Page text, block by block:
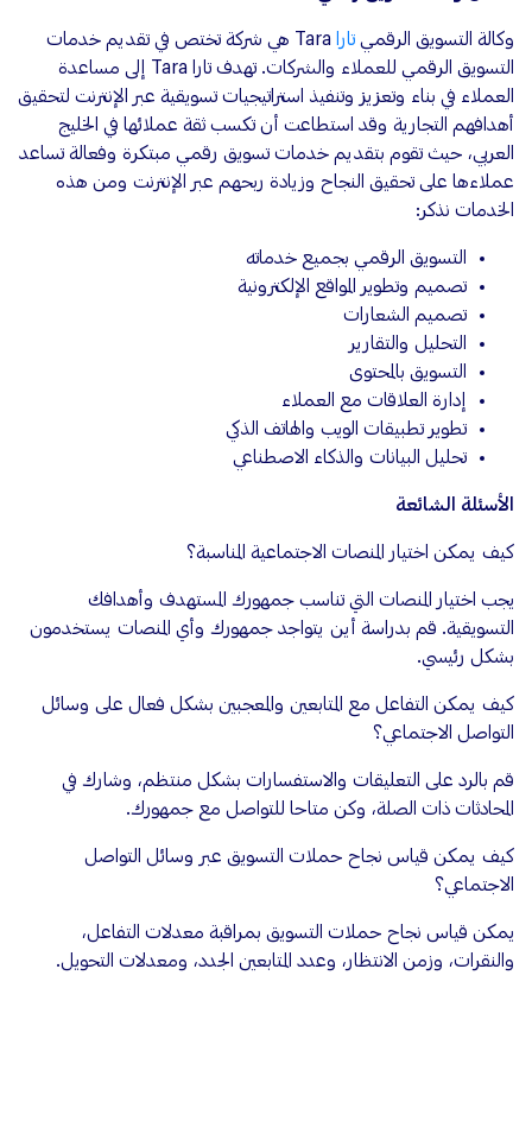
وكالة التسويق الرقمي تارا
Tara هي شركة تختص في تقديم خدمات
التسويق الرقمي للعملاء والشركات. تهدف تارا Tara إلى مساعدة
العملاء في بناء وتعزيز وتنفيذ استراتيجيات تسويقية عبر الإنترنت لتحقيق
أهدافهم التجارية وقد استطاعت أن تكسب ثقة عملائها في الخليج
العربي، حيث تقوم بتقديم خدمات تسويق رقمي مبتكرة وفعالة تساعد
عملاءها على تحقيق النجاح وزيادة ربحهم عبر الإنترنت ومن هذه
الخدمات نذكر:
التسويق الرقمي بجميع خدماته
تصميم وتطوير المواقع الإلكترونية
تصميم الشعارات
التحليل والتقارير
التسويق بالمحتوى
إدارة العلاقات مع العملاء
تطوير تطبيقات الويب والهاتف الذكي
تحليل البيانات والذكاء الاصطناعي
الأسئلة الشائعة
كيف يمكن اختيار المنصات الاجتماعية المناسبة؟
يجب اختيار المنصات التي تناسب جمهورك المستهدف وأهدافك
التسويقية. قم بدراسة أين يتواجد جمهورك وأي المنصات يستخدمون
بشكل رئيسي.
كيف يمكن التفاعل مع المتابعين والمعجبين بشكل فعال على وسائل
التواصل الاجتماعي؟
قم بالرد على التعليقات والاستفسارات بشكل منتظم، وشارك في
المحادثات ذات الصلة، وكن متاحا للتواصل مع جمهورك.
كيف يمكن قياس نجاح حملات التسويق عبر وسائل التواصل
الاجتماعي؟
يمكن قياس نجاح حملات التسويق بمراقبة معدلات التفاعل،
والنقرات، وزمن الانتظار، وعدد المتابعين الجدد، ومعدلات التحويل.